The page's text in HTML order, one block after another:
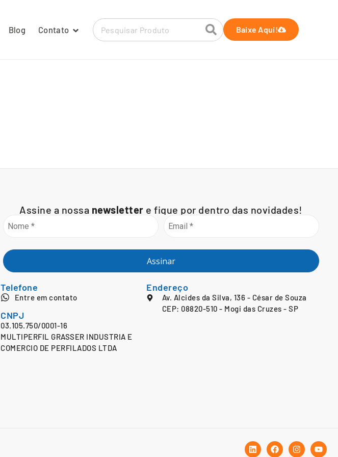
Blog Contato Baixe Aqui!
Assine a nossa newsletter e fique por dentro das novidades!
Assinar
Telefone
Entre em contato
CNPJ
03.105.750/0001-16
MULTIPERFIL GRASSER INDUSTRIA E
COMERCIO DE PERFILADOS LTDA
Endereço
Av. Alcides da Silva, 136 - César de Souza
CEP: 08820-510 - Mogi das Cruzes - SP